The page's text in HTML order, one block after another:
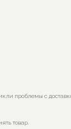
проблемы с
товар.